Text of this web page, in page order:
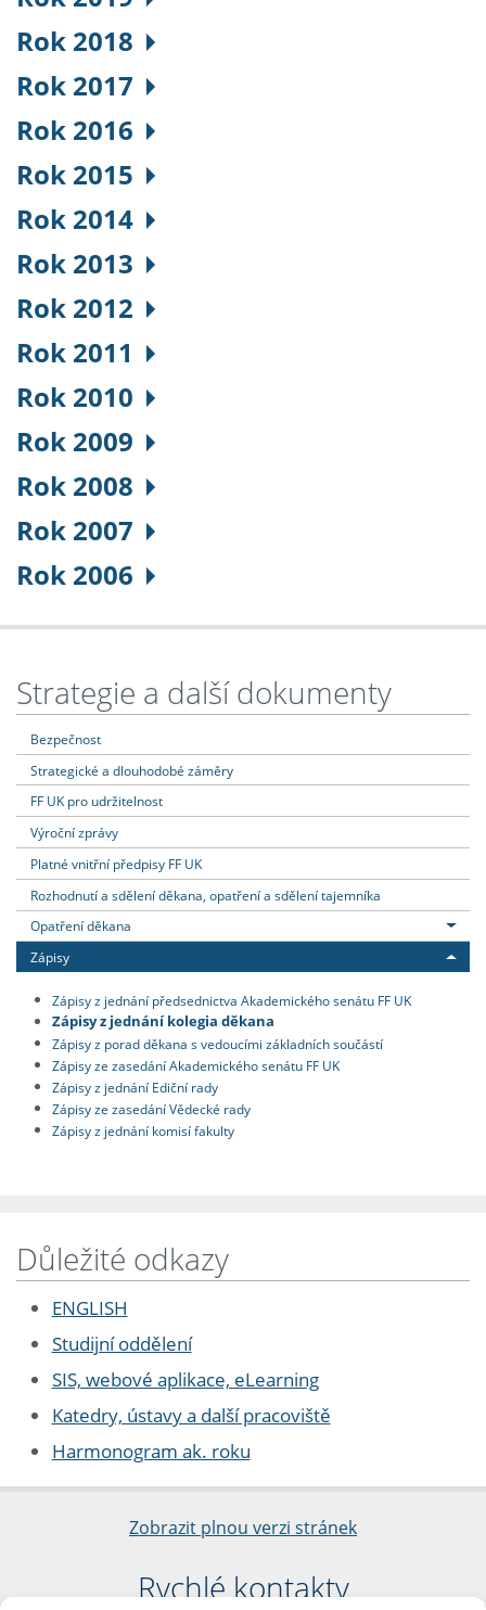
Rok 2018
Rok 2017
Rok 2016
Rok 2015
Rok 2014
Rok 2013
Rok 2012
Rok 2011
Rok 2010
Rok 2009
Rok 2008
Rok 2007
Rok 2006
Strategie a další dokumenty
Bezpečnost
Strategické a dlouhodobé záměry
FF UK pro udržitelnost
Výroční zprávy
Platné vnitřní předpisy FF UK
Rozhodnutí a sdělení děkana, opatření a sdělení tajemníka
Opatření děkana
Zápisy
Zápisy z jednání předsednictva Akademického senátu FF UK
Zápisy z jednání kolegia děkana
Zápisy z porad děkana s vedoucími základních součástí
Zápisy ze zasedání Akademického senátu FF UK
Zápisy z jednání Ediční rady
Zápisy ze zasedání Vědecké rady
Zápisy z jednání komisí fakulty
Důležité odkazy
ENGLISH
Studijní oddělení
SIS, webové aplikace, eLearning
Katedry, ústavy a další pracoviště
Harmonogram ak. roku
Zobrazit plnou verzi stránek
Rychlé kontakty